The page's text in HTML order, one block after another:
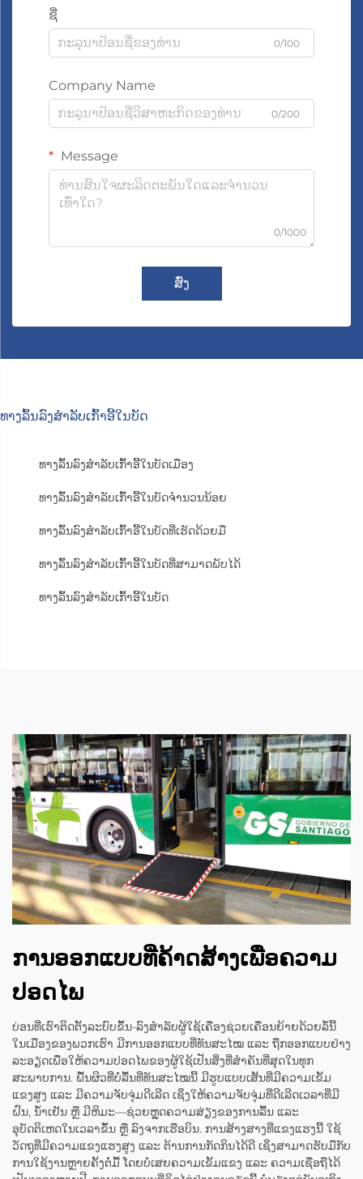
ຊື່
0/100
Company Name
0/200
Message
0/1000
ສົ່ງ
ທາງລົ້ນລົງສຳລັບເກົ້າອີ້ໃນບັດ
ທາງລົ້ນລົງສຳລັບເກົ້າອີ້ໃນບັດເມືອງ
ທາງລົ້ນລົງສຳລັບເກົ້າອີ້ໃນບັດຈຳນວນນ້ອຍ
ທາງລົ້ນລົງສຳລັບເກົ້າອີ້ໃນບັດທີ່ເຮັດດ້ວຍມື
ທາງລົ້ນລົງສຳລັບເກົ້າອີ້ໃນບັດທີ່ສາມາດພັບໄດ້
ທາງລົ້ນລົງສຳລັບເກົ້າອີ້ໃນບັດ
ການອອກແບບທີ່ຄ້າດສ້າງເພື່ອຄວາມ
ປອດໄພ
ບ່ອນທີ່ເຮົາຕິດຕັ້ງລະບົບຂຶ້ນ-ລົງສຳລັບຜູ້ໃຊ້ເຄື່ອງຊ່ວຍເຄື່ອນຍ້າຍດ້ວຍລໍ້ນີ້
ໃນເມືອງຂອງພວກເຮົາ ມີການອອກແບບທີ່ທັນສະໄໝ ແລະ ຖືກອອກແບບຢ່າງ
ລະອຽດເພື່ອໃຫ້ຄວາມປອດໄພຂອງຜູ້ໃຊ້ເປັນສິ່ງທີ່ສຳຄັນທີ່ສຸດໃນທຸກ
ສະພາບການ. ພື້ນຜິວທີ່ບໍ່ລື້ນທີ່ທັນສະໄໝນີ້ ມີຮູບແບບເສັ້ນທີ່ມີຄວາມເຂັ້ມ
ແຂງສູງ ແລະ ມີຄວາມຈັບຈຸ່ມດີເລີດ ເຊິ່ງໃຫ້ຄວາມຈັບຈຸ່ມທີ່ດີເລີດເວລາທີ່ມີ
ຝົນ, ນ້ຳເຢັນ ຫຼື ມີຫິມະ—ຊ່ວຍຫຼຸດຄວາມສ່ຽງຂອງການລື້ນ ແລະ
ອຸບັດຕິເຫດໃນເວລາຂຶ້ນ ຫຼື ລົງຈາກເຮືອບິນ. ການສ້າງສາງທີ່ແຂງແຮງນີ້ ໃຊ້
ວັດຖຸທີ່ມີຄວາມແຂງແຮງສູງ ແລະ ຕ້ານການກັດກິນໄດ້ດີ ເຊິ່ງສາມາດຮັບມືກັບ
ການໃຊ້ງານຫຼາຍຄັ້ງຕໍ່ມື້ ໂດຍບໍ່ເສຍຄວາມເຂັ້ມແຂງ ແລະ ຄວາມເຊື່ອຖືໄດ້